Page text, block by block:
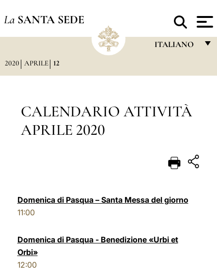
La SANTA SEDE
ITALIANO
DEUTSCH
العربيّة
2020 APRILE 12
CALENDARIO ATTIVITÀ
APRILE 2020
Domenica di Pasqua – Santa Messa del giorno
11:00
Domenica di Pasqua - Benedizione «Urbi et
Orbi»
12:00